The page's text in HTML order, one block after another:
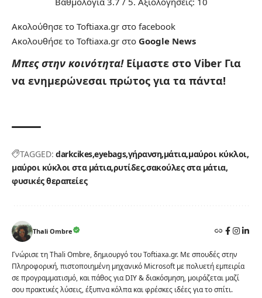
Ακολούθησε το Toftiaxa.gr στο facebook
Ακολουθήσε το Toftiaxa.gr στο Google News
Μπες στην κοινότητα! Είμαστε στο Viber Για
να ενημερώνεσαι πρώτος για τα πάντα!
TAGGED: darkcikeseyebags γήρανση μάτια μαύροι κύκλοι
μαύροι κύκλοι στα μάτιαρυτίδεςσακούλες στα μάτια
φυσικές θεραπείες
Thali Ombre
Γνώρισε τη Thali Ombre, δημιουργό του Toftiaxa.gr. Με σπουδές στην
Πληροφορική, πιστοποιημένη μηχανικό Microsoft με πολυετή εμπειρία
σε προγραμματισμό, και πάθος για DIY & διακόσμηση, μοιράζεται μαζί
σου πρακτικές λύσεις, έξυπνα κόλπα και φρέσκες ιδέες για το σπίτι.